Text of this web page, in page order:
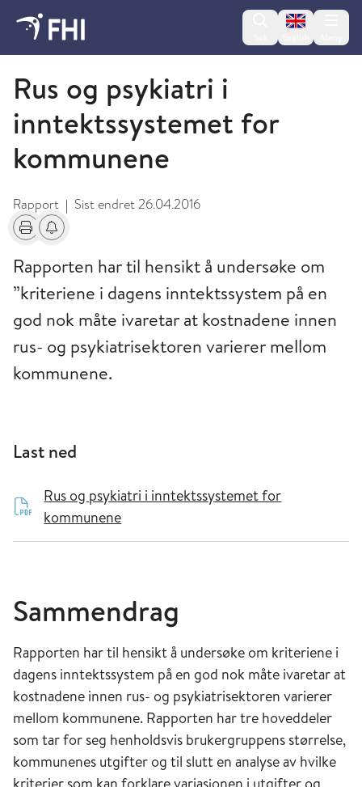
Change
2009 og eldre publikasjoner fra FHI
Rus og psykiatri i
inntektssystemet for
kommunene
Rapport | Sist endret26.04.2016
Skriv utFå varsel om endringer
Rapporten har til hensikt å undersøke om
”kriteriene i dagens inntektssystem på en
god nok måte ivaretar at kostnadene innen
rus- og psykiatrisektoren varierer mellom
kommunene.
Last ned
Rus og psykiatri i inntektssystemet for
kommunene
Sammendrag
Rapporten har til hensikt å undersøke om kriteriene i
dagens inntektssystem på en god nok måte ivaretar at
kostnadene innen rus- og psykiatrisektoren varierer
mellom kommunene. Rapporten har tre hoveddeler
som tar for seg henholdsvis brukergruppens størrelse,
kommunenes utgifter og til slutt en analyse av hvilke